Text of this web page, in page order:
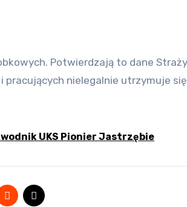
pracujących nielegalnie utrzymuje się
UKS Pionier Jastrzębie